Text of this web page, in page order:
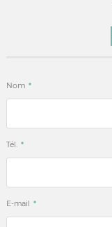
Nom *
Tél. *
E-mail *